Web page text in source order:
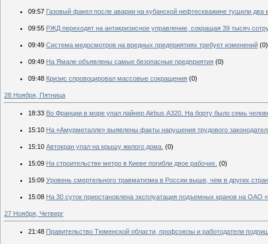
09:57 Газовый факел после аварии на кубанской нефтескважине тушили
09:55 РЖД переходят на антикризисное управление, сокращая 39 тысяч
09:49 Система медосмотров на вредных предприятиях требует изменений (0)
09:49 На Ямале объявлены самые безопасные предприятия (0)
09:48 Кризис спровоцировал массовые сокращения (0)
28 Ноября, Пятница
18:33 Во Франции в море упал лайнер Airbus А320. На борту было семь
15:10 На «Амурметалле» выявлены факты нарушения трудового
15:10 Автокран упал на крышу жилого дома. (0)
15:09 На строительстве метро в Киеве погибли двое рабочих. (0)
15:09 Уровень смертельного травматизма в России выше, чем в других
15:08 На 30 суток приостановлена эксплуатация подъемных кранов на
27 Ноября, Четверг
21:48 Правительство Тюменской области, профсоюзы и работодатели